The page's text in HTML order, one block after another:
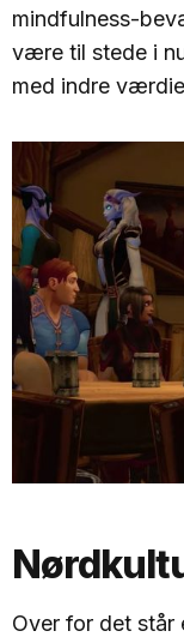
mindfulness-
være til stede i
med indre
Over for det står